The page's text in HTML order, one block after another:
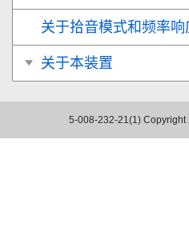
关于拾音模式和频率响
关于本装置
5-008-232-21(1) Copyright